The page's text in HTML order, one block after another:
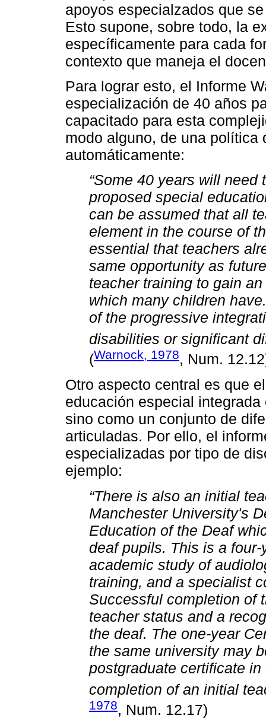
apoyos especialzados que
Esto supone, sobre todo, la
específicamente para cada
contexto que maneja el
Para lograr esto, el Informe
especialización de 40 años
capacitado para esta
modo alguno, de una política
automáticamente:
“Some 40 years will
proposed special
can be assumed that all
element in the course of
essential that teachers
same opportunity as
teacher training to gain
which many children
of the progressive
disabilities or significant
(Warnock, 1978, Num.
Otro aspecto central es que
educación especial
sino como un conjunto de
articuladas. Por ello, el
especializadas por tipo de
ejemplo:
“There is also an initial
Manchester University's
Education of the Deaf
deaf pupils. This is a
academic study of
training, and a specialist
Successful completion of
teacher status and a
the deaf. The one-year
the same university may
postgraduate certificate
completion of an initial
1978, Num. 12.17)